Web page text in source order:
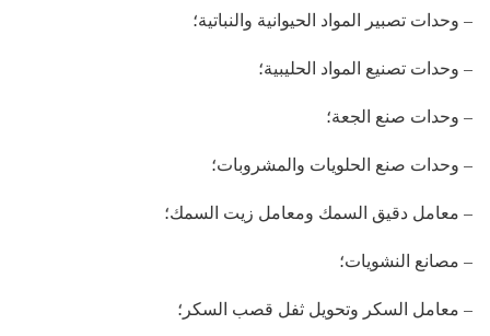
– وحدات تصبير المواد الحيوانية والنباتية؛
– وحدات تصنيع المواد الحليبية؛
– وحدات صنع الجعة؛
– وحدات صنع الحلويات والمشروبات؛
– معامل دقيق السمك ومعامل زيت السمك؛
– مصانع النشويات؛
– معامل السكر وتحويل ثفل قصب السكر؛